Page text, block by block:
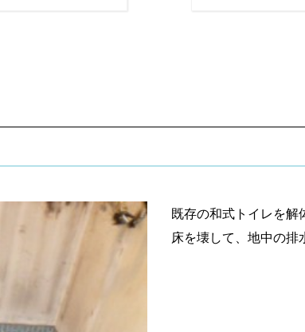
既存の和式トイレを解
床を壊して、地中の排